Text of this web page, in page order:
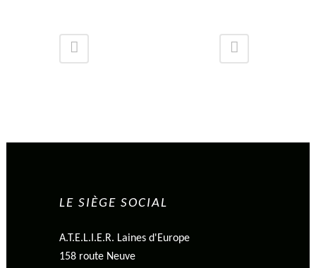
LE SIÈGE SOCIAL
A.T.E.L.I.E.R. Laines d'Europe
158 route Neuve